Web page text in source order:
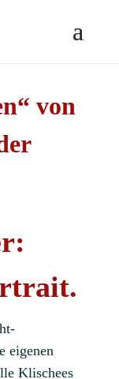
von
eigenen
Klischees